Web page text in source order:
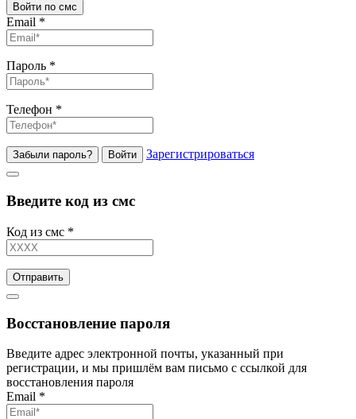
Войти по смс
Email *
Пароль *
Телефон *
Забыли пароль? Войти Зарегистрироваться
Введите код из смс
Код из смс *
Отправить
Восстановление пароля
Введите адрес электронной почты, указанный при
регистрации, и мы пришлём вам письмо с ссылкой для
восстановления пароля
Email *